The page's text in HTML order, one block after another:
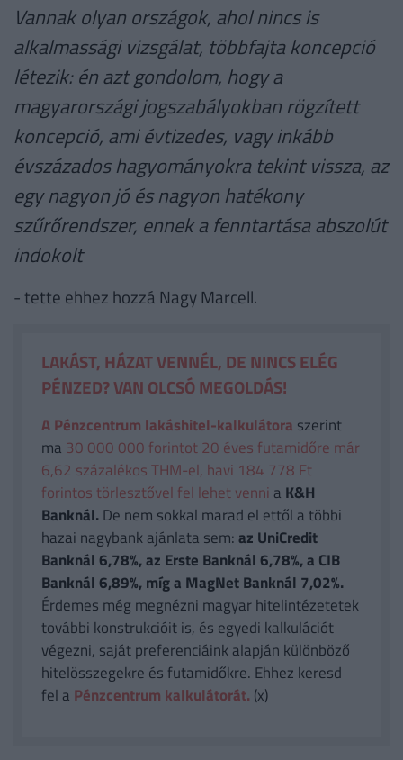
Vannak olyan országok, ahol nincs is
alkalmassági vizsgálat, többfajta koncepció
létezik: én azt gondolom, hogy a
magyarországi jogszabályokban rögzített
koncepció, ami évtizedes, vagy inkább
évszázados hagyományokra tekint vissza, az
egy nagyon jó és nagyon hatékony
szűrőrendszer, ennek a fenntartása abszolút
indokolt
- tette ehhez hozzá Nagy Marcell.
LAKÁST, HÁZAT VENNÉL, DE NINCS ELÉG
PÉNZED? VAN OLCSÓ MEGOLDÁS!
A Pénzcentrum lakáshitel-kalkulátora szerint
ma 30 000 000 forintot 20 éves futamidőre már
6,62 százalékos THM-el, havi 184 778 Ft
forintos törlesztővel fel lehet venni a K&H
Banknál.De nem sokkal marad el ettől a többi
hazai nagybank ajánlata sem:az UniCredit
Banknál 6,78%, az Erste Banknál 6,78%, a CIB
Banknál 6,89%, míg a MagNet Banknál 7,02%.
Érdemes még megnézni magyar hitelintézetetek
további konstrukcióit is, és egyedi kalkulációt
végezni, saját preferenciáink alapján különböző
hitelösszegekre és futamidőkre. Ehhez keresd
fel a Pénzcentrum kalkulátorát. (x)